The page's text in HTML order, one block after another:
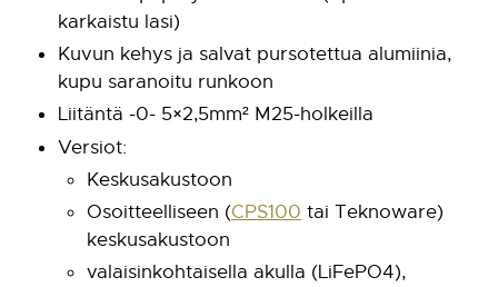
karkaistu lasi)
Kuvun kehys ja salvat pursotettua alumiinia,
kupu saranoitu runkoon
Liitäntä -0- 5×2,5mm² M25-holkeilla
Versiot:
Keskusakustoon
Osoitteelliseen (CPS100 tai Teknoware)
keskusakustoon
valaisinkohtaisella akulla (LiFePO4),